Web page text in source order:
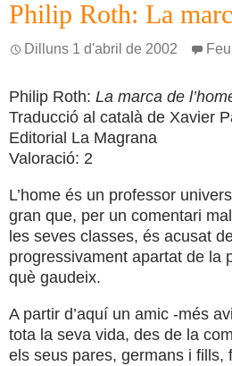
Philip Roth: La
Dilluns 1 d'abril de 2002
Philip Roth: La marca de
Traducció al català de Xavier
Editorial La Magrana
Valoració: 2
L’home és un professor
gran que, per un comentari
les seves classes, és acusat
progressivament apartat de la
què gaudeix.
A partir d’aquí un amic -més
tota la seva vida, des de la
els seus pares, germans i fills,